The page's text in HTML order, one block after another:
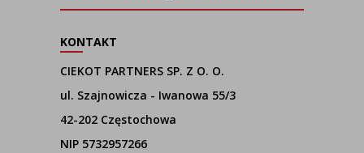
KONTAKT
CIEKOT PARTNERS SP. Z O. O.
ul. Szajnowicza - Iwanowa 55/3
42-202 Częstochowa
NIP 5732957266